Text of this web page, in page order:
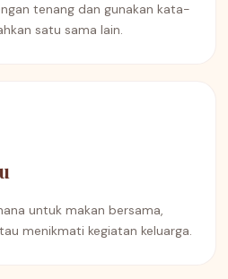
tenang dan gunakan kata-
satu sama lain.
untuk makan bersama,
menikmati kegiatan keluarga.